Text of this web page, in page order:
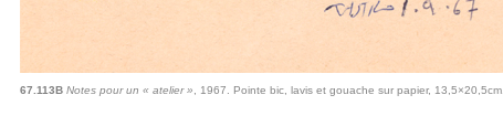
67.113B Notes pour un « atelier » , 1967. Pointe bic, lavis et gouache sur papier, 13,5×20,5cm.